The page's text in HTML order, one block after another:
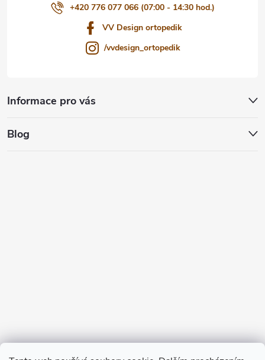
+420 776 077 066 (07:00 - 14:30 hod.)
VV Design ortopedik
/vvdesign_ortopedik
Informace pro vás
Blog